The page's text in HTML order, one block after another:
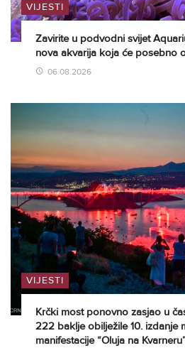
VIJESTI
Zavirite u podvodni svijet
nova akvarija koja će posebno
06.08.2026
VIJESTI
Krčki most ponovno zasjao u
222 baklje obilježile 10. izdanje
manifestacije “Oluja na